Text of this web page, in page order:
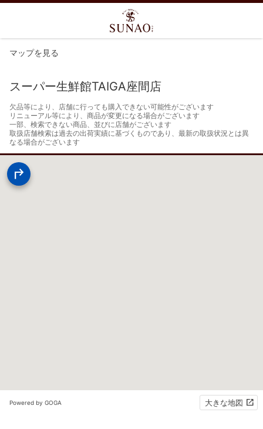
マップを見る
スーパー生鮮館TAIGA座間店
欠品等により、店舗に行っても購入できない可能性がございます
リニューアル等により、商品が変更になる場合がございます
一部、検索できない商品、並びに店舗がございます
取扱店舗検索は過去の出荷実績に基づくものであり、最新の取扱状況とは異
なる場合がございます
Powered by GOGA 大きな地図